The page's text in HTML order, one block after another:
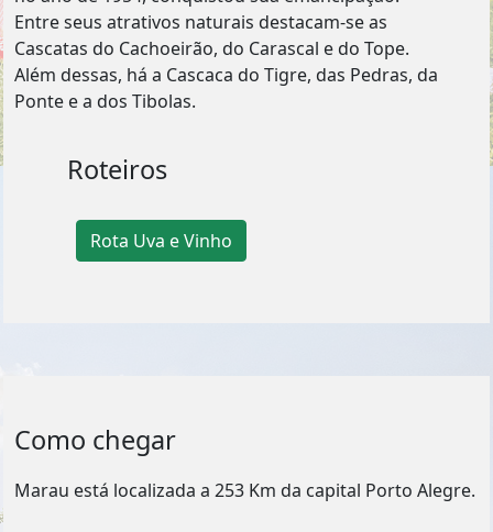
Entre seus atrativos naturais destacam-se as
Cascatas do Cachoeirão, do Carascal e do Tope.
Além dessas, há a Cascaca do Tigre, das Pedras, da
Ponte e a dos Tibolas.
Roteiros
Rota Uva e Vinho
Como chegar
Marau está localizada a 253 Km da capital Porto Alegre.